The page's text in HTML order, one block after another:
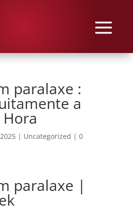
paralaxe :
a
| Uncategorized | 0
paralaxe |